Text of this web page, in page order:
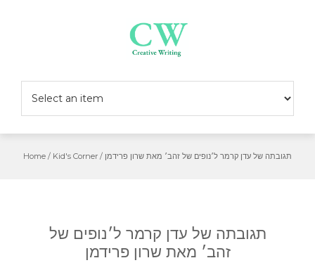
Home / Kid's Corner / תגובתה של עדן קרמר ל׳נופים של זהב׳ מאת שרון פרידמן
תגובתה של עדן קרמר ל׳נופים של
זהב׳ מאת שרון פרידמן